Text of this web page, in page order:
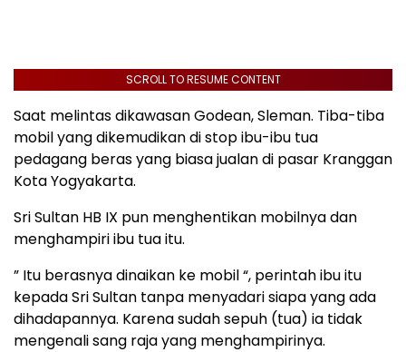
SCROLL TO RESUME CONTENT
Saat melintas dikawasan Godean, Sleman. Tiba-tiba
mobil yang dikemudikan di stop ibu-ibu tua
pedagang beras yang biasa jualan di pasar Kranggan
Kota Yogyakarta.
Sri Sultan HB IX pun menghentikan mobilnya dan
menghampiri ibu tua itu.
” Itu berasnya dinaikan ke mobil “, perintah ibu itu
kepada Sri Sultan tanpa menyadari siapa yang ada
dihadapannya. Karena sudah sepuh (tua) ia tidak
mengenali sang raja yang menghampirinya.